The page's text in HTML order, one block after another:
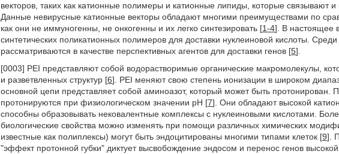
векторов, таких как катионные полимеры и катионные липиды, которые связывают и
Данные невирусные катионные векторы обладают многими преимуществами по
как они не иммуногенны, не онкогенны и их легко синтезировать [1-4]. В настоящее
синтетических поликатионных полимеров для доставки нуклеиновой кислоты.
рассматриваются в качестве перспективных агентов для доставки генов [5].
[0003] PEI представляют собой водорастворимые органические макромолекулы,
и разветвленных структур [6]. PEI меняют свою степень ионизации в широком
основной цепи представляет собой аминоазот, который может быть протонирован.
протонируются при физиологическом значении рН [7]. Они обладают высокой
способны образовывать нековалентные комплексы с нуклеиновыми кислотами.
биологические свойства можно изменять при помощи различных химических
известные как полиплексы) могут быть эндоцитированы многими типами клеток [9].
"эффект протонной губки" диктует высвобождение эндосом и перенос генов